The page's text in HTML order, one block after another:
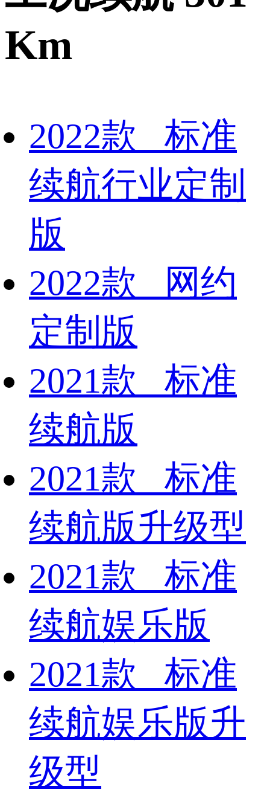
Km
2022款 标准
续航行业定制
版
2022款 网约
定制版
2021款 标准
续航版
2021款 标准
续航版升级型
2021款 标准
续航娱乐版
2021款 标准
续航娱乐版升
级型